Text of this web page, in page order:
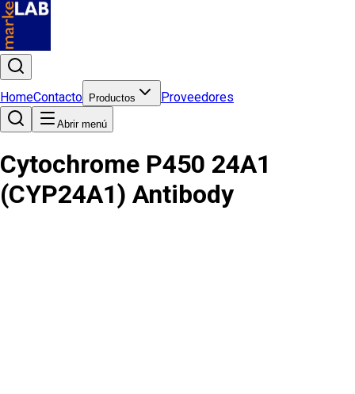
HomeContacto Productos Proveedores
Abrir menú
Cytochrome P450 24A1
(CYP24A1) Antibody